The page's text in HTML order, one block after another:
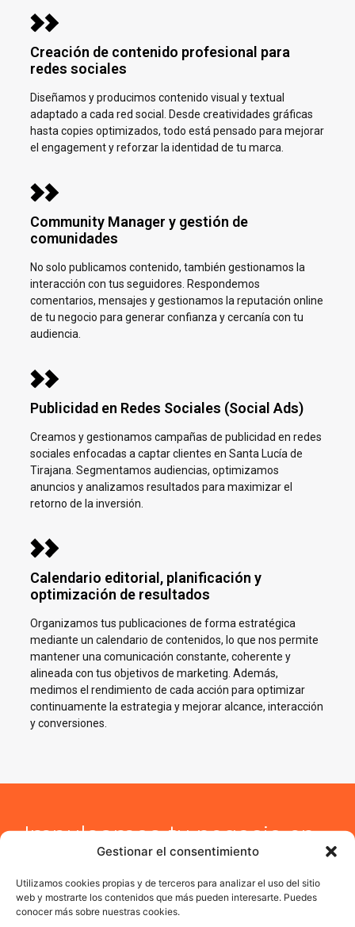
Gestionar el consentimiento
Utilizamos cookies propias y de terceros para analizar el uso del sitio
web y mostrarte los contenidos que más pueden interesarte. Puedes
conocer más sobre nuestras cookies.
Creación de contenido profesional para
redes sociales
Diseñamos y producimos contenido visual y textual
adaptado a cada red social. Desde creatividades gráficas
hasta copies optimizados, todo está pensado para mejorar
el engagement y reforzar la identidad de tu marca.
Community Manager y gestión de
comunidades
No solo publicamos contenido, también gestionamos la
interacción con tus seguidores. Respondemos
comentarios, mensajes y gestionamos la reputación online
de tu negocio para generar confianza y cercanía con tu
audiencia.
Publicidad en Redes Sociales (Social Ads)
Creamos y gestionamos campañas de publicidad en redes
sociales enfocadas a captar clientes en Santa Lucía de
Tirajana. Segmentamos audiencias, optimizamos
anuncios y analizamos resultados para maximizar el
retorno de la inversión.
Calendario editorial, planificación y
optimización de resultados
Organizamos tus publicaciones de forma estratégica
mediante un calendario de contenidos, lo que nos permite
mantener una comunicación constante, coherente y
alineada con tus objetivos de marketing. Además,
medimos el rendimiento de cada acción para optimizar
continuamente la estrategia y mejorar alcance, interacción
y conversiones.
Impulsamos tu negocio en
Redes Sociales en Santa
Lucía de Tirajana
En AJA Publicidad te ayudamos a crecer en Social Media con